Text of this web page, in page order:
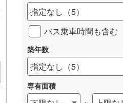
指定なし （5）
バス乗車時間も含む
築年数
指定なし （5）
専有面積
詳しく見